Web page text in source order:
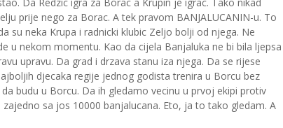
prije nego za Borac. A tek pravom BANJALUCANIN-u. To
su neka Krupa i radnicki klubic Zeljo bolji od njega. Ne
u nekom momentu. Kao da cijela Banjaluka ne bi bila ljepsa
upravu. Da grad i drzava stanu iza njega. Da se rijese
djecaka regije jednog godista trenira u Borcu bez
budu u Borcu. Da ih gledamo vecinu u prvoj ekipi protiv
sa jos 10000 banjalucana. Eto, ja to tako gledam. A